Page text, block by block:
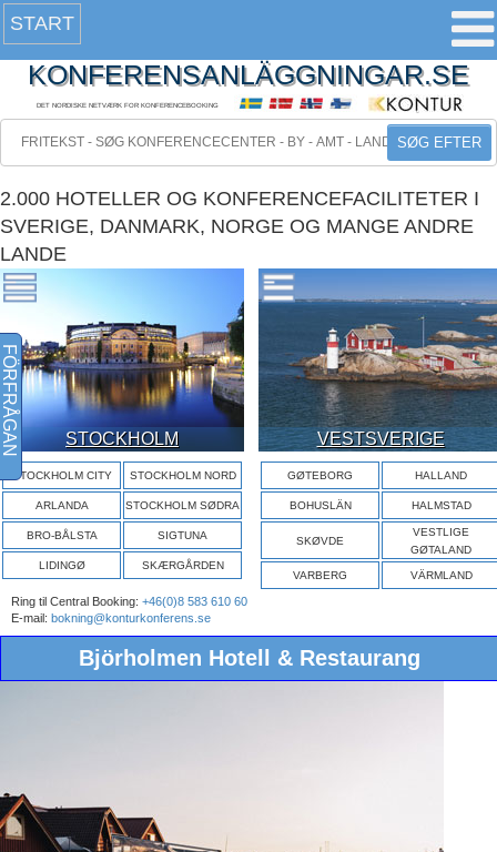
START
KONFERENSANLÄGGNINGAR.SE
DET NORDISKE NETVÆRK FOR KONFERENCEBOOKING
SØG EFTER
2.000 HOTELLER OG KONFERENCEFACILITETER I
SVERIGE, DANMARK, NORGE OG MANGE ANDRE
LANDE
STOCKHOLM
STOCKHOLM CITY STOCKHOLM NORD
ARLANDA STOCKHOLM SØDRA
BRO-BÅLSTA SIGTUNA
LIDINGØ SKÆRGÅRDEN
VESTSVERIGE
GØTEBORG HALLAND
BOHUSLÄN HALMSTAD
SKØVDE
VESTLIGE
GØTALAND
VARBERG VÄRMLAND
Ring til Central Booking: +46(0)8 583 610 60
E-mail: bokning@konturkonferens.se
Björholmen Hotell & Restaurang
FÖRFRÅGAN